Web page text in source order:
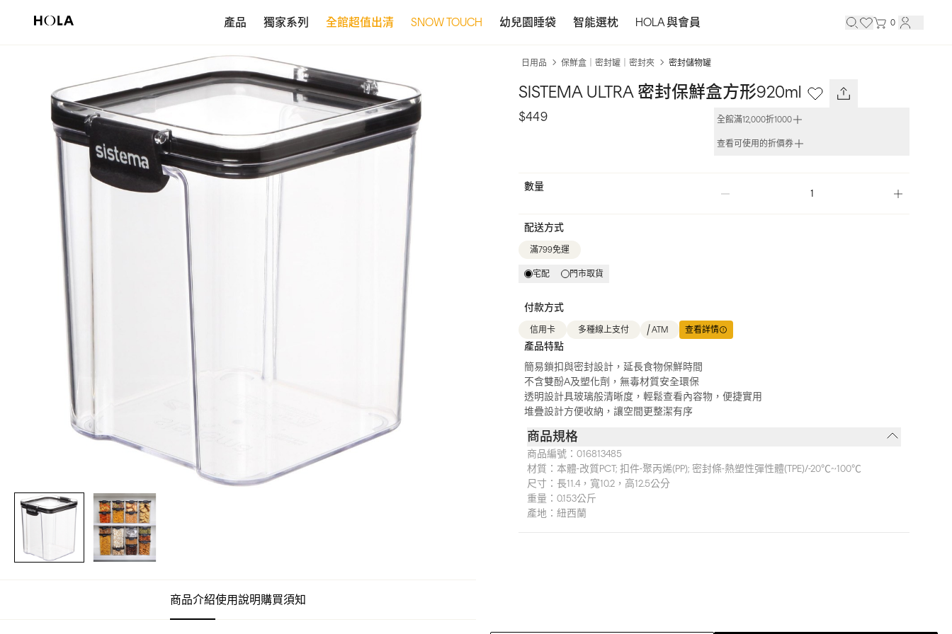
產品 獨家系列 全館超值出清 SNOW TOUCH 幼兒園睡袋 智能選枕 HOLA 與會員 0
商品介紹使用說明購買須知
日用品 保鮮盒｜密封罐｜密封夾 密封儲物罐
SISTEMA ULTRA 密封保鮮盒方形920ml
$449 全館滿12,000折1000
查看可使用的折價券
數量
配送方式
滿799免運
宅配 門市取貨
付款方式
信用卡 多種線上支付 ATM 查看詳情
產品特點
簡易鎖扣與密封設計，延長食物保鮮時間
不含雙酚A及塑化劑，無毒材質安全環保
透明設計具玻璃般清晰度，輕鬆查看內容物，便捷實用
堆疊設計方便收納，讓空間更整潔有序
商品規格
商品編號： 016813485
材質： 本體-改質PCT; 扣件-聚丙烯(PP); 密封條-熱塑性彈性體(TPE)/-20℃~100℃
尺寸： 長11.4，寬10.2，高12.5公分
重量： 0.153公斤
產地： 紐西蘭